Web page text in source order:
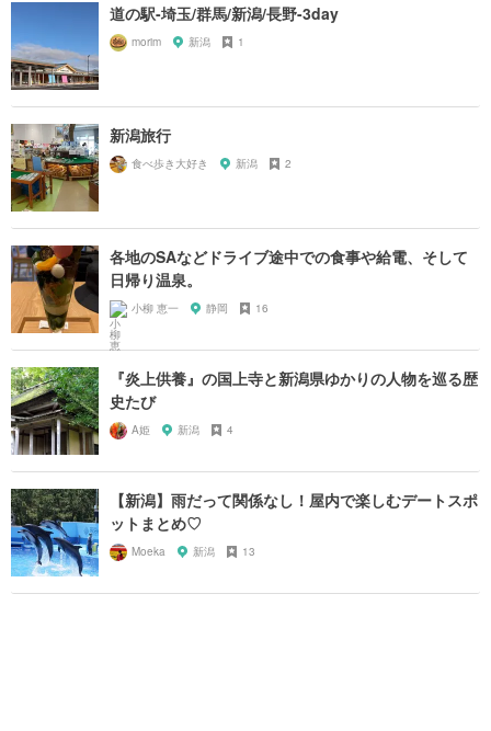
道の駅-埼玉/群馬/新潟/長野-3day
morim 新潟 1
新潟旅行
食べ歩き大好き 新潟 2
各地のSAなどドライブ途中での食事や給電、そして
日帰り温泉。
小柳 恵一 静岡 16
『炎上供養』の国上寺と新潟県ゆかりの人物を巡る歴
史たび
A姫 新潟 4
【新潟】雨だって関係なし！屋内で楽しむデートスポ
ットまとめ♡
Moeka 新潟 13